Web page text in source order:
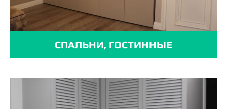
СПАЛЬНИ, ГОСТИННЫЕ